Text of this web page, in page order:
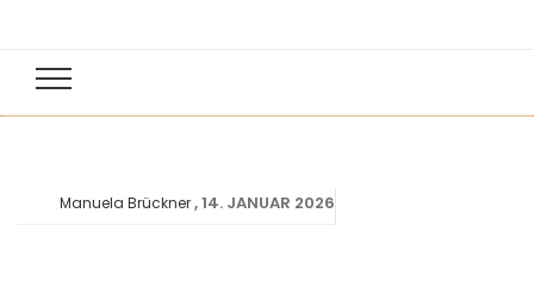
Manuela Brückner 14. JANUAR 2026